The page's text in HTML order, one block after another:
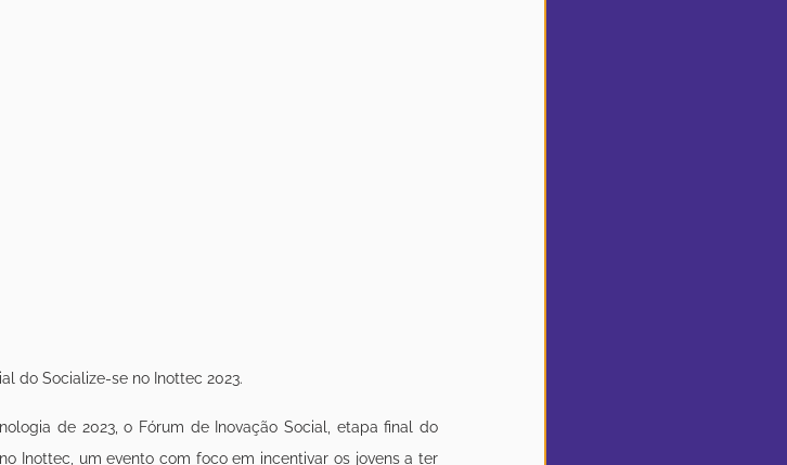
do Socialize-se no Inottec 2023.
de 2023, o Fórum de Inovação Social, etapa final do
Inottec, um evento com foco em incentivar os jovens a ter